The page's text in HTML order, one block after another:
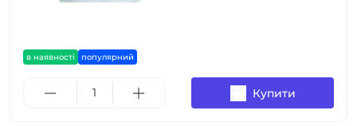
в наявності популярний
Купити